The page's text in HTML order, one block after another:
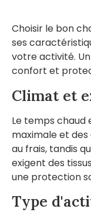
Choisir le bon
ses
votre activité.
confort et
Climat et
Le temps chaud
maximale et
au frais, tandis
exigent des
une protection
Type